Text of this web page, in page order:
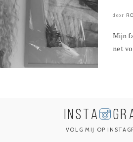
door
Mijn
net
INSTA
VOLG MIJ OP